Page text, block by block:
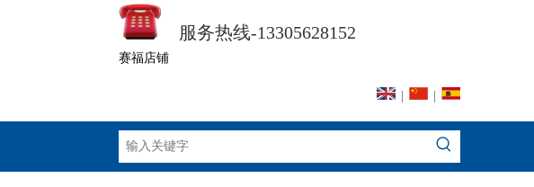
服务热线-13305628152
赛福店铺